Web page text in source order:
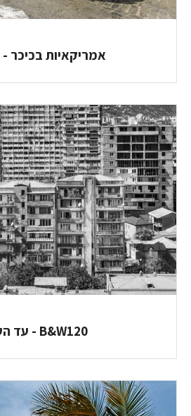
אמריקאיות בכיכר - AMB18
B&W120 - עד העצם